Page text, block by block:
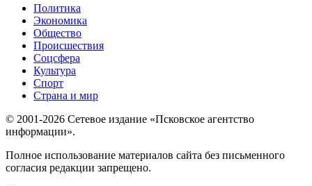
Политика
Экономика
Общество
Происшествия
Соцсфера
Культура
Спорт
Страна и мир
© 2001-2026 Сетевое издание «Псковское агентство
информации».
Полное использование материалов сайта без письменного
согласия редакции запрещено.